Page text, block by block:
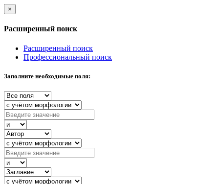
×
Расширенный поиск
Расширенный поиск
Профессиональный поиск
Заполните необходимые поля: